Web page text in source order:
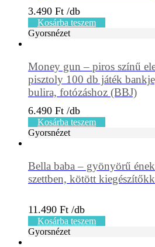
3.490 Ft
Kosárba teszem
Gyorsnézet
Money gun – piros színű
pisztoly 100 db játék
bulira, fotózáshoz (BBJ)
6.490 Ft
Kosárba teszem
Gyorsnézet
Bella baba – gyönyörű
szettben, kötött
11.490 Ft
Kosárba teszem
Gyorsnézet